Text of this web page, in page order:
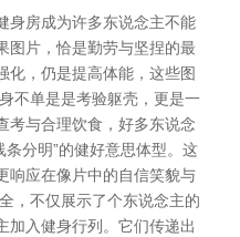
身房成为许多东说念主不能
图片，恰是勤劳与坚捏的最
化，仍是提高体能，这些图
不单是是考验躯壳，更是一
考与合理饮食，好多东说念
条分明”的健好意思体型。这
响应在像片中的自信笑貌与
，不仅展示了个东说念主的
加入健身行列。它们传递出